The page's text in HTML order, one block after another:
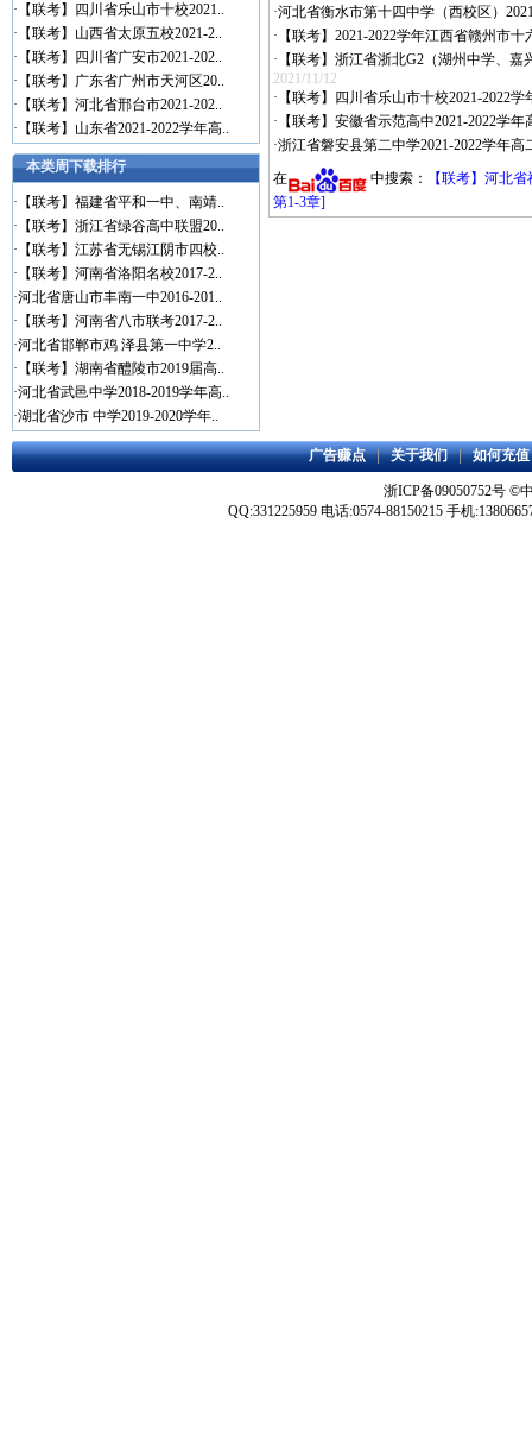
· 【联考】四川省乐山市十校2021..
· 【联考】山西省太原五校2021-2..
· 【联考】四川省广安市2021-202..
· 【联考】广东省广州市天河区20..
· 【联考】河北省邢台市2021-202..
· 【联考】山东省2021-2022学年高..
本类周下载排行
· 【联考】福建省平和一中、南靖..
· 【联考】浙江省绿谷高中联盟20..
· 【联考】江苏省无锡江阴市四校..
· 【联考】河南省洛阳名校2017-2..
·河北省唐山市丰南一中2016-201..
· 【联考】河南省八市联考2017-2..
·河北省邯郸市鸡 泽县第一中学2..
· 【联考】湖南省醴陵市2019届高..
·河北省武邑中学2018-2019学年高..
·湖北省沙市 中学2019-2020学年..
·河北省衡水市第十四中学（西校区）
· 【联考】2021-2022学年江西省赣州市
· 【联考】浙江省浙北G2（湖州中学、
2021/11/12
· 【联考】四川省乐山市十校2021-2022
· 【联考】安徽省示范高中2021-2022学
·浙江省磐安县第二中学2021-2022学年
在
中搜索：
【联考】河北
第1-3章]
广告赚点|关于我们|如何充值
浙ICP备09050752号 ©
QQ:331225959 电话:0574-88150215 手机